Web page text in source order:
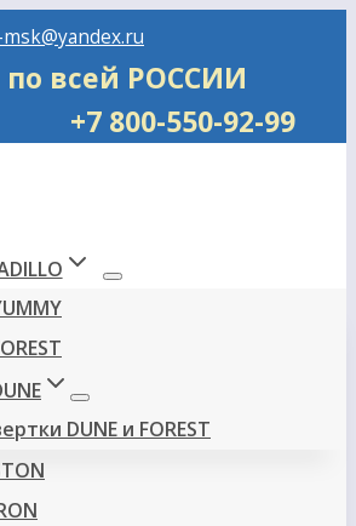
по всей РОССИИ
+7 800-550-92-99
DUNE и FOREST